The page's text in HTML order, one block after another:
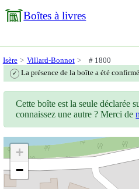
Boîtes à livres
Isère Villard-Bonnot # 1800
✓ La présence de la boîte a été
Cette boîte est la seule déclarée
connaissez une autre ? Merci de
+
−